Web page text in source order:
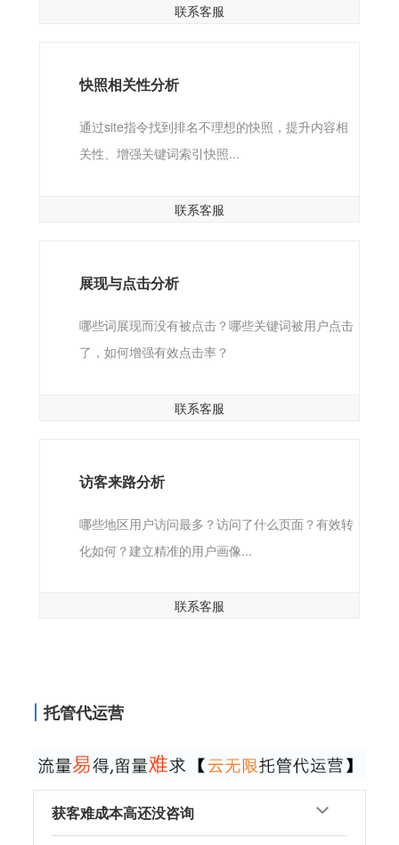
联系客服
快照相关性分析
通过site指令找到排名不理想的快照，提升内容相
关性、增强关键词索引快照...
联系客服
展现与点击分析
哪些词展现而没有被点击？哪些关键词被用户点击
了，如何增强有效点击率？
联系客服
访客来路分析
哪些地区用户访问最多？访问了什么页面？有效转
化如何？建立精准的用户画像...
联系客服
托管代运营
获客难成本高还没咨询